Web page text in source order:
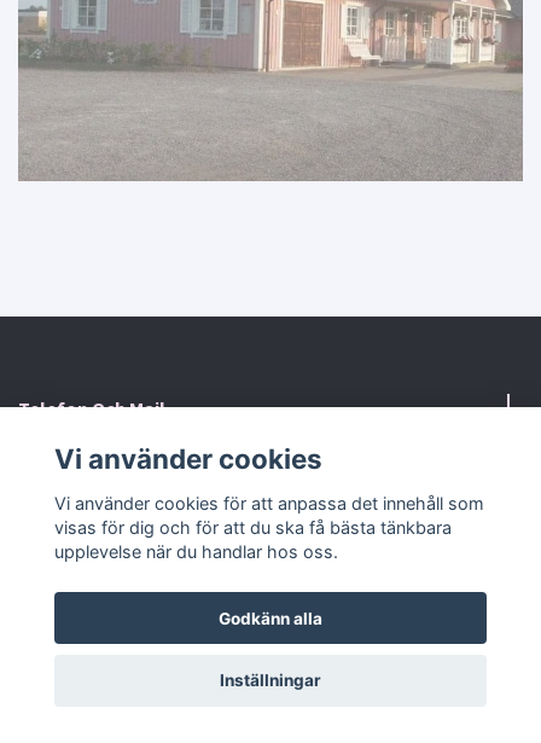
Telefon Och Mail
Kontaktformulär
Sociala medier
© 2026 RosaHuset ButikenPowered by Quickbutik
Vi använder cookies
Vi använder cookies för att anpassa det innehåll som
visas för dig och för att du ska få bästa tänkbara
upplevelse när du handlar hos oss.
Godkänn alla
Inställningar